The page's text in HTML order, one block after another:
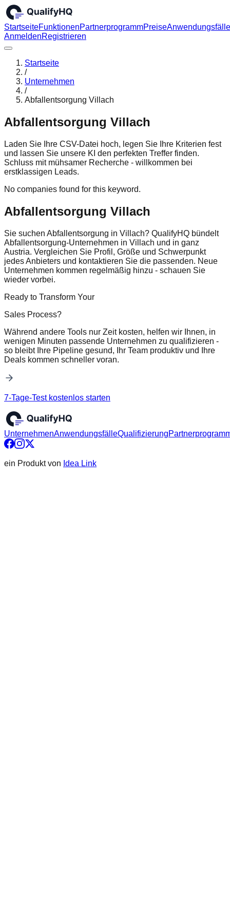
StartseiteFunktionenPartnerprogrammPreiseAnwendungsfälle
AnmeldenRegistrieren
Startseite
/
Unternehmen
/
Abfallentsorgung Villach
Abfallentsorgung Villach
Laden Sie Ihre CSV-Datei hoch, legen Sie Ihre Kriterien fest
und lassen Sie unsere KI den perfekten Treffer finden.
Schluss mit mühsamer Recherche - willkommen bei
erstklassigen Leads.
No companies found for this keyword.
Abfallentsorgung Villach
Sie suchen Abfallentsorgung in Villach? QualifyHQ bündelt
Abfallentsorgung-Unternehmen in Villach und in ganz
Austria. Vergleichen Sie Profil, Größe und Schwerpunkt
jedes Anbieters und kontaktieren Sie die passenden. Neue
Unternehmen kommen regelmäßig hinzu - schauen Sie
wieder vorbei.
Ready to Transform Your
Sales Process?
Während andere Tools nur Zeit kosten, helfen wir Ihnen, in
wenigen Minuten passende Unternehmen zu qualifizieren -
so bleibt Ihre Pipeline gesund, Ihr Team produktiv und Ihre
Deals kommen schneller voran.
7-Tage-Test kostenlos starten
UnternehmenAnwendungsfälleQualifizierung
ein Produkt von Idea Link